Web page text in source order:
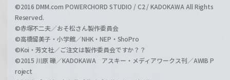
©2016 DMM.com POWERCHORD STUDIO / C2 / KADOKAWA All Rights
Reserved.
©赤塚不二夫／おそ松さん製作委員会
©高橋留美子・小学館／NHK・NEP・ShoPro
©Koi・芳文社／ご注文は製作委員会ですか？？
©2015 川原 礫／KADOKAWA アスキー・メディアワークス刊／AWIB P
roject